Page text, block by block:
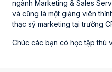
ngành Marketing & Sales
và cũng là một giảng viên
thạc sỹ marketing tại trường
Chúc các bạn có học tập thú